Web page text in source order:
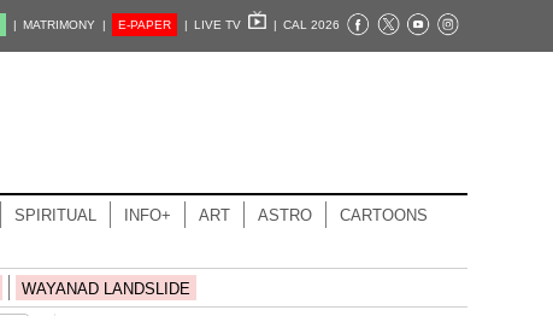
| MATRIMONY | E-PAPER | LIVE TV | CAL 2026
SPIRITUAL INFO+ ART ASTRO CARTOONS
WAYANAD LANDSLIDE